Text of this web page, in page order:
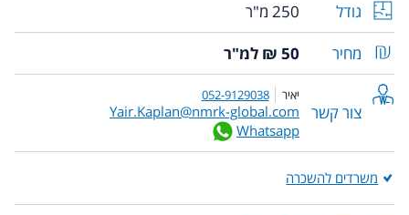
גודל
250 מ"ר
מחיר
50 ₪ למ"ר
צור קשר
יאיר 052-9129038
Yair.Kaplan@nmrk-global.com
Whatsapp
משרדים להשכרה